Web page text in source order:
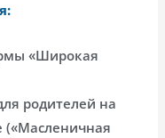
«Широкая
родителей на
(«Масленичная